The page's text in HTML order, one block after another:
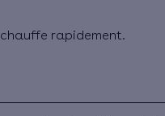
chauffe rapidement.